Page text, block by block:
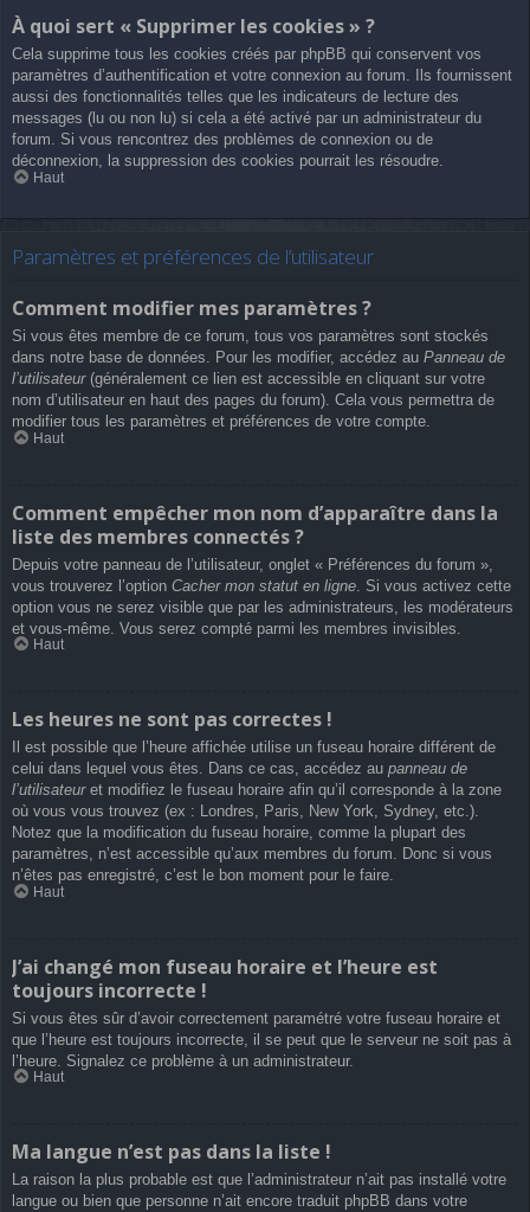
À quoi sert « Supprimer les cookies » ?
Cela supprime tous les cookies créés par phpBB qui conservent vos
paramètres d’authentification et votre connexion au forum. Ils fournissent
aussi des fonctionnalités telles que les indicateurs de lecture des
messages (lu ou non lu) si cela a été activé par un administrateur du
forum. Si vous rencontrez des problèmes de connexion ou de
déconnexion, la suppression des cookies pourrait les résoudre.
Haut
Paramètres et préférences de l’utilisateur
Comment modifier mes paramètres ?
Si vous êtes membre de ce forum, tous vos paramètres sont stockés
dans notre base de données. Pour les modifier, accédez au Panneau de
l’utilisateur(généralement ce lien est accessible en cliquant sur votre
nom d’utilisateur en haut des pages du forum). Cela vous permettra de
modifier tous les paramètres et préférences de votre compte.
Haut
Comment empêcher mon nom d’apparaître dans la
liste des membres connectés ?
Depuis votre panneau de l’utilisateur, onglet « Préférences du forum »,
vous trouverez l’option Cacher mon statut en ligne . Si vous activez cette
option vous ne serez visible que par les administrateurs, les modérateurs
et vous-même. Vous serez compté parmi les membres invisibles.
Haut
Les heures ne sont pas correctes !
Il est possible que l’heure affichée utilise un fuseau horaire différent de
celui dans lequel vous êtes. Dans ce cas, accédez au panneau de
l’utilisateuret modifiez le fuseau horaire afin qu’il corresponde à la zone
où vous vous trouvez (ex : Londres, Paris, New York, Sydney, etc.).
Notez que la modification du fuseau horaire, comme la plupart des
paramètres, n’est accessible qu’aux membres du forum. Donc si vous
n’êtes pas enregistré, c’est le bon moment pour le faire.
Haut
J’ai changé mon fuseau horaire et l’heure est
toujours incorrecte !
Si vous êtes sûr d’avoir correctement paramétré votre fuseau horaire et
que l’heure est toujours incorrecte, il se peut que le serveur ne soit pas à
l’heure. Signalez ce problème à un administrateur.
Haut
Ma langue n’est pas dans la liste !
La raison la plus probable est que l’administrateur n’ait pas installé votre
langue ou bien que personne n’ait encore traduit phpBB dans votre